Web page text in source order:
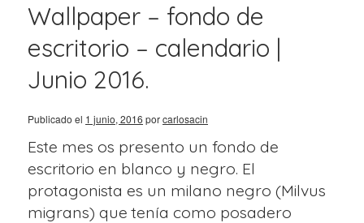
Wallpaper – fondo de
escritorio – calendario |
Junio 2016.
Publicado el 1 junio, 2016 porcarlosacin
Este mes os presento un fondo de
escritorio en blanco y negro. El
protagonista es un milano negro (Milvus
migrans) que tenía como posadero